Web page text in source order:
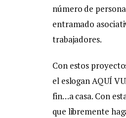
número de
entramado
trabajadores.
Con estos
el eslogan AQUÍ
fin…a casa. Con
que libremente